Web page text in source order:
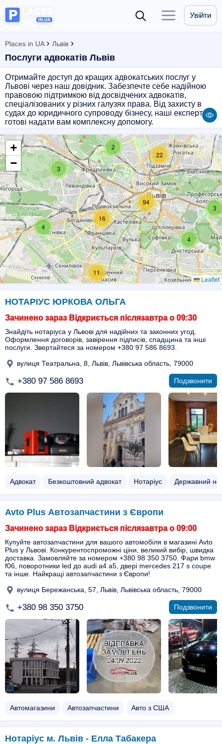
Увійти
Places in UA Львів
Послуги адвокатів Львів
Отримайте доступ до кращих адвокатських послуг у
Львові через наш довідник. Забезпечте себе надійною
правовою підтримкою від досвідчених адвокатів,
спеціалізованих у різних галузях права. Від захисту в
судах до юридичного супроводу бізнесу, наші експерти
готові надати вам комплексну допомогу.
3
3
2
4
11
4
94
16
22
+
−
Leaflet
НОТАРІУС ЮРКОВА ОЛЬГА
Зачинено зараз Відкриється післязавтра о 09:30
Знайдіть нотаріуса у Львові для надійних та законних угод.
Оформлення договорів, завірення підписів, спадщина та інші
послуги. Звертайтеся за номером +380 97 586 8693.
вулиця Театральна, 8, Львів, Львівська область, 79000
+380 97 586 8693 Подзвонити
Адвокат Безкоштовний адвокат Нотаріус Державний
Avto Plus Автозапчастини з Європи
Зачинено зараз Відкриється післязавтра о 09:00
Купуйте автозапчастини для вашого автомобіля в магазині Avto
Plus у Львові. Конкурентоспроможні ціни, великий вибір, швидка
доставка. Замовляйте за номером +380 98 350 3750. Фари bmw
f06, поворотники led до audi a4 a5, двері mercedes 217 s coupe
та інше. Найкращі автозапчастини з Європи!
вулиця Бережанська, 57, Львів, Львівська область, 79000
+380 98 350 3750 Подзвонити
Автомагазини Автозапчастини Авто з США
Нотаріус м. Львів - Елла Табакера